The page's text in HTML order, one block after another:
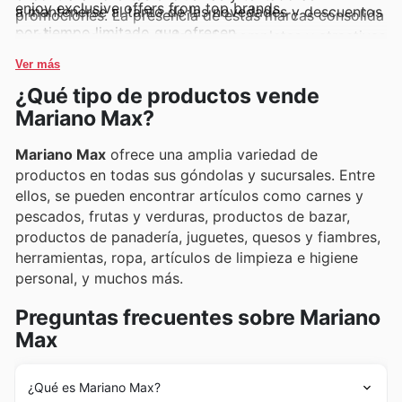
promociones. La presencia de estas marcas consolida
su oferta como una de las más completas y atractivas
del mercado.
a mantenerse al tanto de las novedades y descuentos
por tiempo limitado que ofrecen.
enjoy exclusive offers from top brands.
Ver más
¿Qué tipo de productos vende
Mariano Max?
Mariano Max ofrece una amplia variedad de
productos en todas sus góndolas y sucursales. Entre
ellos, se pueden encontrar artículos como carnes y
pescados, frutas y verduras, productos de bazar,
productos de panadería, juguetes, quesos y fiambres,
herramientas, ropa, artículos de limpieza e higiene
personal, y muchos más.
Preguntas frecuentes sobre Mariano
Max
¿Qué es Mariano Max?